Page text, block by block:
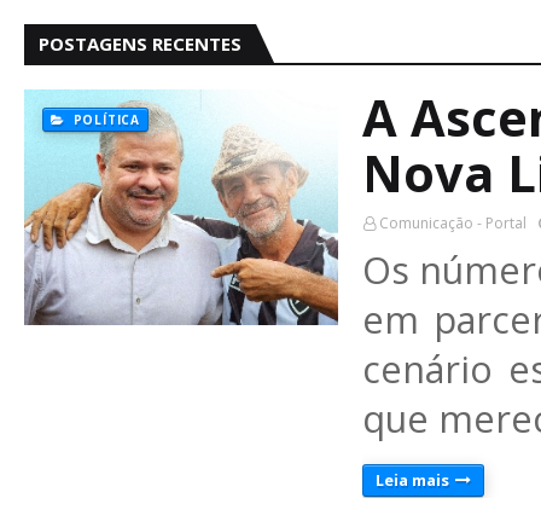
POSTAGENS RECENTES
POLÍTICA
A
Nova
Comunicação - Portal
Os
em
cenário
que
Leia mais